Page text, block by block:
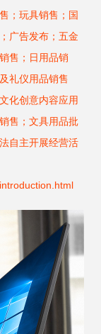
；玩具销售；国
广告发布；五金
售；日用品销
礼仪用品销售
化创意内容应用
售；文具用品批
自主开展经营活